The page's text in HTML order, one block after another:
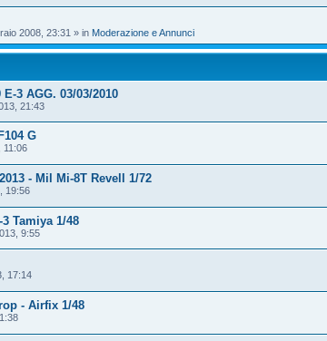
2008, 23:31 » in Moderazione e Annunci
3 AGG. 03/03/2010
21:43
G
11:06
- Mil Mi-8T Revell 1/72
19:56
Tamiya 1/48
9:55
17:14
- Airfix 1/48